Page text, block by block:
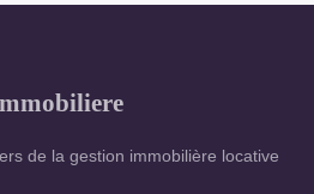
de la gestion immobilière locative